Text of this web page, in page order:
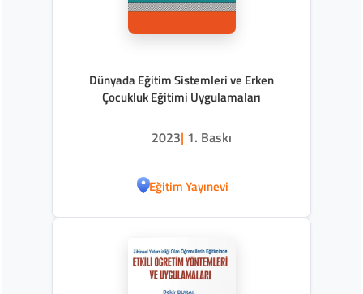
Dünyada Eğitim Sistemleri ve Erken
Çocukluk Eğitimi Uygulamaları
2023| 1. Baskı
Eğitim Yayınevi